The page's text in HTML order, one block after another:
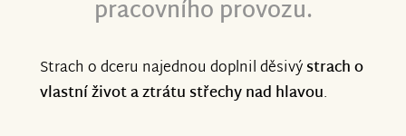
pracovního provozu.
Strach o dceru najednou doplnil děsivýstrach o
vlastní život a ztrátu střechy nad hlavou.